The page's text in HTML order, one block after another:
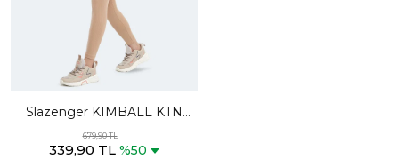
Slazenger KIMBALL KTN
Kadın Yüksek Bel Bej Tayt
679,90 TL
339,90 TL %50